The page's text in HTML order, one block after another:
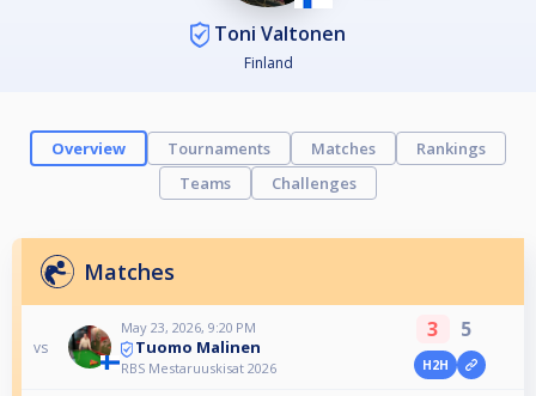
Toni Valtonen
Finland
Overview Tournaments Matches
Rankings
Teams
Challenges
Matches
vs
May 23, 2026, 9:20 PM
Tuomo Malinen
RBS Mestaruuskisat 2026
3 5
H2H